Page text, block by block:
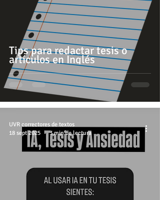
Tips para redactar tesis o
artículos en Inglés
UVR correctores de textos
18 sept 2025
3 min de lectura